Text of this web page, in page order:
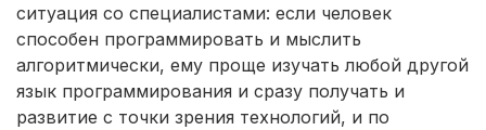
ситуация со специалистами: если человек
способен программировать и мыслить
алгоритмически, ему проще изучать любой другой
язык программирования и сразу получать и
развитие с точки зрения технологий, и по